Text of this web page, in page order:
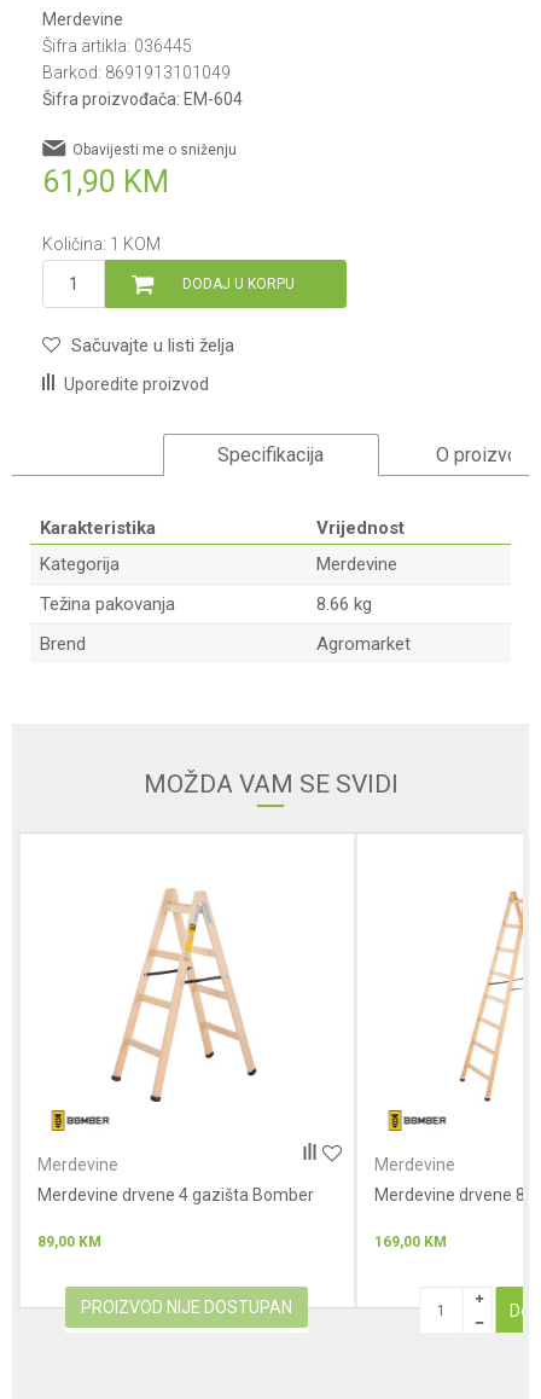
Merdevine
Šifra artikla: 036445
Barkod: 8691913101049
Šifra proizvođača: EM-604
61,90 KM
Obavijesti me o sniženju
Količina: 1 KOM
DODAJ U KORPU
Sačuvajte u listi želja
Uporedite proizvod
Specifikacija O proizvodu
Karakteristika
Vrijednost
Kategorija
Merdevine
Težina pakovanja
8.66 kg
Brend
Agromarket
Anti-spam zaštita - izračunajte koliko je 9 - 4 :
POŠALJI
MOŽDA VAM SE SVIDI
Merdevine
Merdevine drvene 4 gazišta Bomber
89,00 KM
PROIZVOD NIJE DOSTUPAN
Merdevine
Merdevine drvene 8
169,00 KM